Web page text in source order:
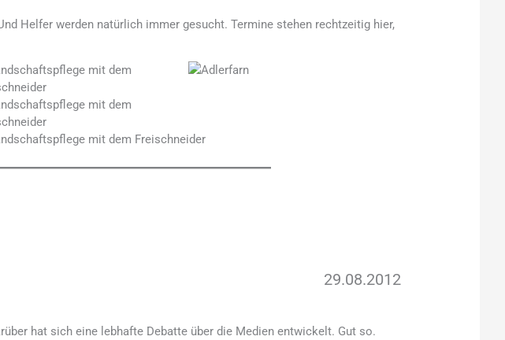
Helfer werden natürlich immer gesucht. Termine stehen rechtzeitig hier,
29.08.2012
hat sich eine lebhafte Debatte über die Medien entwickelt. Gut so.